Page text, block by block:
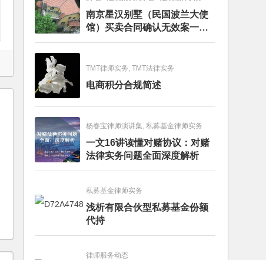
南京星汉别墅（民国波兰大使
馆）买卖合同确认无效案一审
判决书
TMT律师实务, TMT法律实务
电商积分合规简述
杨春宝律师演讲集, 私募基金律师实务
一文16讲读懂对赌协议：对赌
法律实务问题全面深度解析
私募基金律师实务
浅析有限合伙型私募基金份额
代持
律师服务动态